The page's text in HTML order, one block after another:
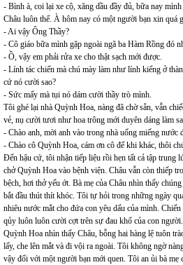
- Bình à, coi lại xe cộ, xăng dầu đầy đủ, bữa nay
Châu luôn thể. À hôm nay có một người bạn xin quá
- Ai vậy Ông Thầy?
- Cô giáo bữa mình gặp ngoài ngã ba Hàm Rồng đó
- Ồ, vậy em phải rửa xe cho thật sạch mới được.
- Lính tác chiến mà chú mày làm như lính kiểng ở
cứ nó cười sao?
- Sức mấy mà tụi nó dám cười thầy trò mình.
Tôi ghé lại nhà Quỳnh Hoa, nàng đã chờ sẵn, vẫn
vẻ, nụ cười tươi như hoa trông mới duyên dáng làm
- Chào anh, mời anh vào trong nhà uống miếng nước
- Chào cô Quỳnh Hoa, cám ơn cô để khi khác, thôi
Đến hậu cứ, tôi nhận tiếp liệu rồi hẹn tất cả tập trung
chở Quỳnh Hoa vào bệnh viện. Châu vẫn còn thiếp
bệch, hơi thở yếu ớt. Bà mẹ của Châu nhìn thấy
bắt đầu thút thít khóc. Tôi tự hỏi trong những ngày
nhiêu nước mắt cho đứa con yêu dấu của mình.
qủy luôn luôn cười cợt trên sự đau khổ của con
Quỳnh Hoa nhìn thấy Châu, bỗng hai hàng lệ tuôn
lấy, che lên mắt và đi vội ra ngoài. Tôi không ngờ
vậy đối với một người bạn mới quen. Tôi an ủi bà mẹ